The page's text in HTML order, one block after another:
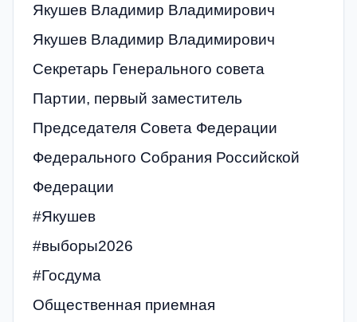
Якушев Владимир Владимирович
Якушев Владимир Владимирович
Секретарь Генерального совета
Партии, первый заместитель
Председателя Совета Федерации
Федерального Собрания Российской
Федерации
#Якушев
#выборы2026
#Госдума
Общественная приемная